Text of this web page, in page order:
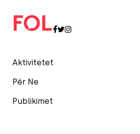
Aktivitetet
Për Ne
Publikimet